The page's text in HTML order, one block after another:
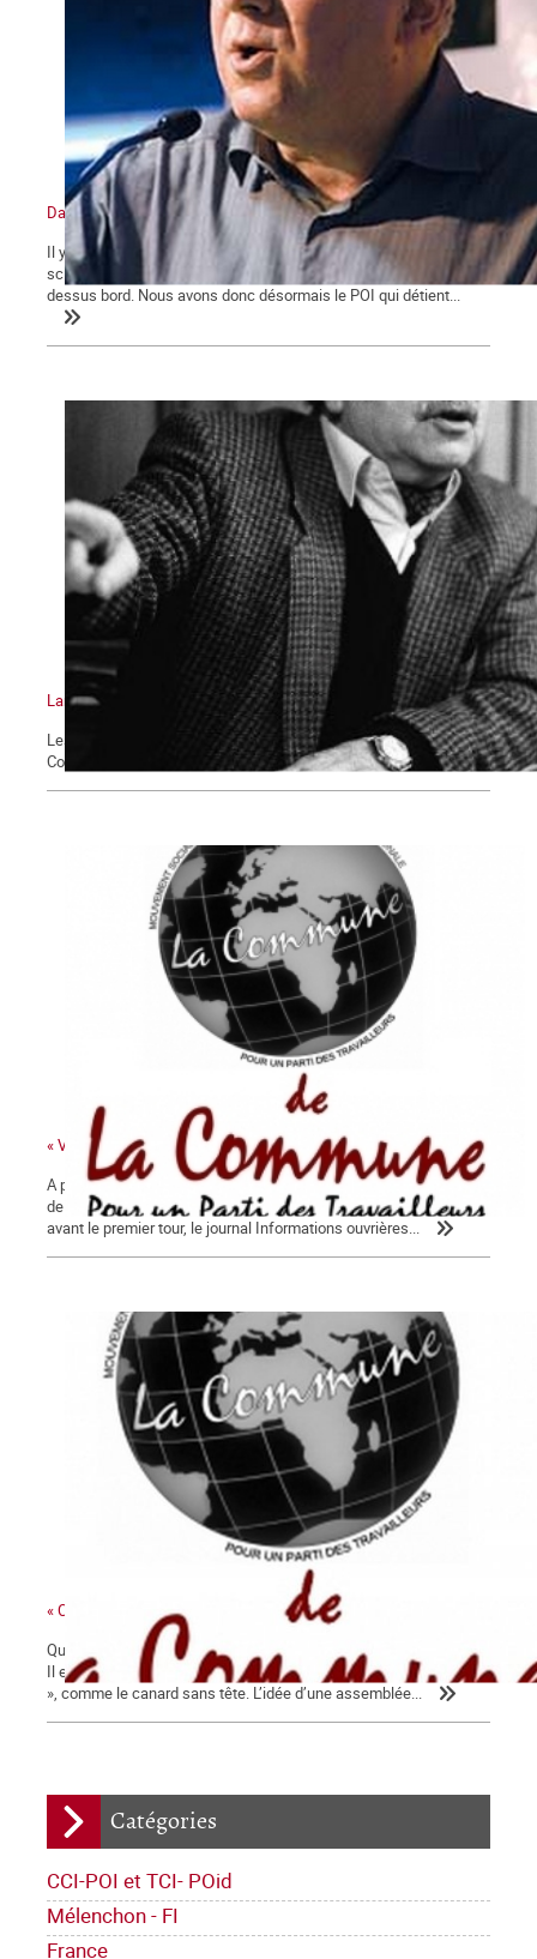
Catégories
CCI-POI et TCI- POid
Mélenchon - FI
France
Daniel Gluckstein, pour la « libre discussion » ? Vraiment ?
Il y a deux ans, le Parti ouvrier indépendant connaissait une
scission fatale 1 . Une moitié de ce parti venait d’être passée par-
dessus bord. Nous avons donc désormais le POI qui détient...
Lambertisme d'hier et d'aujourd'hui
Les Cahiers de La Commune. Nouvelle série – n°1. 24 août 2017
Contribution partielle sur l’OCI –PCI *
« Vérité révélée », non ! Vérités bonnes à dire, oui !
A propos de l’édito d’Informations ouvrières du 21 juin La Lettre
de La Commune, nouvelle série, n°3 – jeudi 22 juin 2017 Peu
avant le premier tour, le journal Informations ouvrières...
« Constituante souveraine » : Mot d’ordre ou obstacle ?
Quelques remarques à propos d’un éditorial de Daniel Gluckstein
Il est désormais clair que la Ve République est « en fin de course
», comme le canard sans tête. L’idée d’une assemblée...